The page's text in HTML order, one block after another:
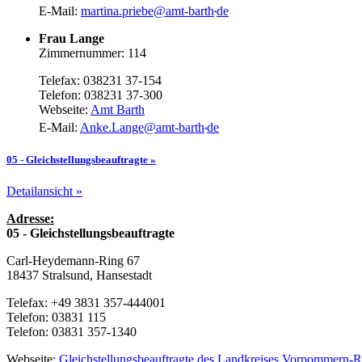
E-Mail: martina.priebe@amt-barth de
Frau Lange
Zimmernummer: 114
Telefax: 038231 37-154
Telefon: 038231 37-300
Webseite: Amt Barth
E-Mail: Anke.Lange@amt-barthde
05 - Gleichstellungsbeauftragte »
Detailansicht »
Adresse:
05 - Gleichstellungsbeauftragte
Carl-Heydemann-Ring 67
18437 Stralsund, Hansestadt
Telefax: +49 3831 357-444001
Telefon: 03831 115
Telefon: 03831 357-1340
Webseite: Gleichstellungsbeauftragte des Landkreises Vorpommern-